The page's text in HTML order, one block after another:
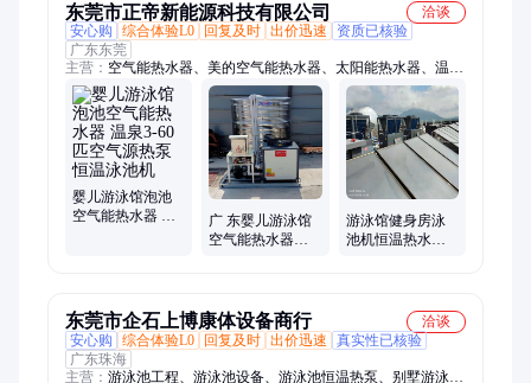
东莞市正帝新能源科技有限公司
洽谈
安心购
综合体验L0 回复及时 出价迅速
资质已核验
广东东莞
主营： 空气能热水器、美的空气能热水器、太阳能热水器、温泉
泳池恒温变频空气能热水器、格力空气能热水器、平板太阳能热
水器、真空管太阳能热水器、空气源热泵、空气能热水安装工
程、空气能供暖采暖热泵、空气源地暖热泵、超低温空气源热泵
热水器、空气能安装调试维修、宾馆酒店沐足空气能热水器、空
气能商用中央热水工程、家用太阳能热水器、商用太阳能热水安
装工程、酒店宾馆学校太阳能热水器、公寓宿舍医院太阳能热水
器、太阳能热水器安装调试维修、家用空气能热水器、公寓宿舍
医院学校空气能热水器、高温烘干空气能热泵、空气能热泵热水
婴儿游泳馆泡池
空气能热水器 温
广 东婴儿游泳馆
空气能热水器厂
游泳馆健身房泳
池机恒温热水系
东莞市企石上博康体设备商行
洽谈
安心购
综合体验L0 回复及时 出价迅速
真实性已核验
广东珠海
主营： 游泳池工程、游泳池设备、游泳池恒温热泵、别墅游泳池